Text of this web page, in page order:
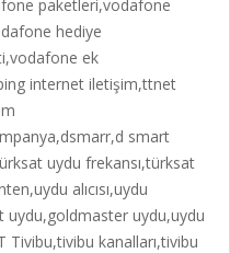
paketleri,vodafone
hediye
ek
internet iletişim,ttnet
smart
uydu frekansı,türksat
alıcısı,uydu
uydu,goldmaster uydu,uydu
Tivibu,tivibu kanalları,tivibu